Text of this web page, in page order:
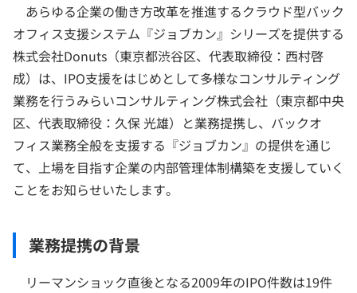
あらゆる企業の働き方改革を推進するクラウド型バック
オフィス支援システム『ジョブカン』シリーズを提供する
株式会社Donuts（東京都渋谷区、代表取締役：西村啓
成）は、IPO支援をはじめとして多様なコンサルティング
業務を行うみらいコンサルティング株式会社（東京都中央
区、代表取締役：久保 光雄）と業務提携し、バックオ
フィス業務全般を支援する『ジョブカン』の提供を通じ
て、上場を目指す企業の内部管理体制構築を支援していく
ことをお知らせいたします。
業務提携の背景
リーマンショック直後となる2009年のIPO件数は19件